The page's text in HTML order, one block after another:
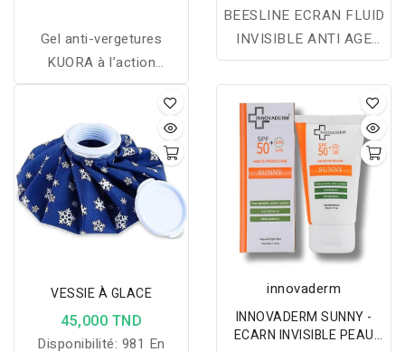
Gel anti-vergetures
KUORA à l’action
régénérante, qui aide à
améliorer l’élasticité de la
peau et à atténuer
visiblement les
vergetures.
BEESLINE ECRAN FLUID
INVISIBLE ANTI AGE
SPF50+ 40ML
VESSIE À GLACE
45,000 TND
Disponibilité: 981 En
innovaderm
INNOVADERM SUNNY -
ECARN INVISIBLE PEAU